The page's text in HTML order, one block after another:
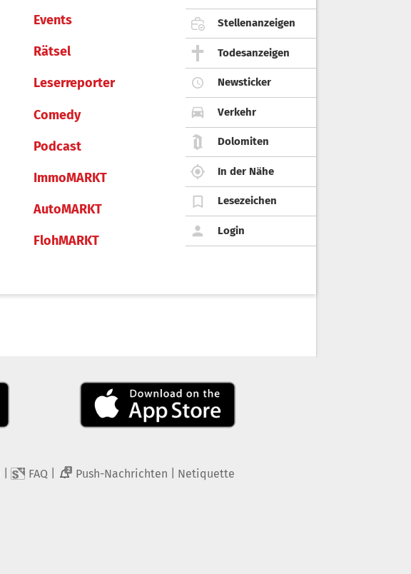
Events
Rätsel
Leserreporter
Comedy
Podcast
ImmoMARKT
AutoMARKT
FlohMARKT
Stellenanzeigen
Todesanzeigen
Newsticker
Verkehr
Dolomiten
In der Nähe
Lesezeichen
Login
FAQ 2 Push-Nachrichten Netiquette